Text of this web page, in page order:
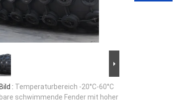
: Temperaturbereich -20°C-60°C
schwimmende Fender mit hoher